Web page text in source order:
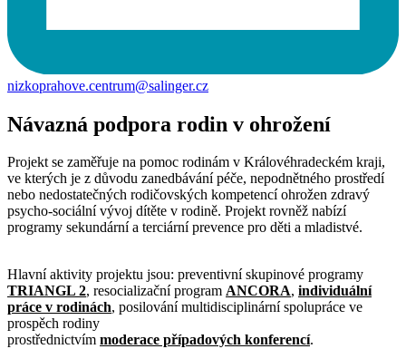
nizkoprahove.centrum@salinger.cz
Návazná podpora rodin v ohrožení
Projekt se zaměřuje na pomoc rodinám v Královéhradeckém kraji,
ve kterých je z důvodu zanedbávání péče, nepodnětného prostředí
nebo nedostatečných rodičovských kompetencí ohrožen zdravý
psycho-sociální vývoj dítěte v rodině. Projekt rovněž nabízí
programy sekundární a terciární prevence pro děti a mladistvé.
Hlavní aktivity projektu jsou: preventivní skupinové programy
TRIANGL 2, resocializační program ANCORA, individuální
práce v rodinách, posilování multidisciplinární spolupráce ve
prospěch rodiny
prostřednictvím moderace případových konferencí.